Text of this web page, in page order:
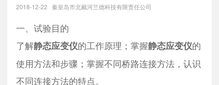
2018-12-22 秦皇岛市北戴河兰德科技有限责任公司
一、试验目的
了解静态应变仪的工作原理；掌握静态应变仪的
使用方法和步骤；掌握不同桥路连接方法，认识
不同连接方法的特点。